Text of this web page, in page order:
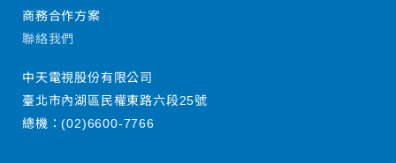
商務合作方案
聯絡我們
中天電視股份有限公司
臺北市內湖區民權東路六段25號
總機：(02)6600-7766